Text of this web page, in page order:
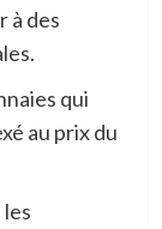
à des
qui
au prix du